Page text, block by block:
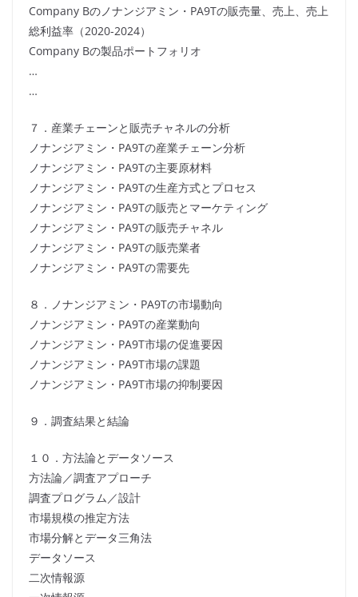
Company Bのノナンジアミン・PA9Tの販売量、売上、売上
総利益率（2020-2024）
Company Bの製品ポートフォリオ
…
…
７．産業チェーンと販売チャネルの分析
ノナンジアミン・PA9Tの産業チェーン分析
ノナンジアミン・PA9Tの主要原材料
ノナンジアミン・PA9Tの生産方式とプロセス
ノナンジアミン・PA9Tの販売とマーケティング
ノナンジアミン・PA9Tの販売チャネル
ノナンジアミン・PA9Tの販売業者
ノナンジアミン・PA9Tの需要先
８．ノナンジアミン・PA9Tの市場動向
ノナンジアミン・PA9Tの産業動向
ノナンジアミン・PA9T市場の促進要因
ノナンジアミン・PA9T市場の課題
ノナンジアミン・PA9T市場の抑制要因
９．調査結果と結論
１０．方法論とデータソース
方法論／調査アプローチ
調査プログラム／設計
市場規模の推定方法
市場分解とデータ三角法
データソース
二次情報源